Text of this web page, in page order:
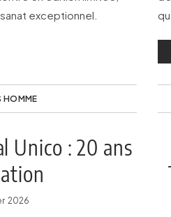
exceptionnel.
HOMME
Unico : 20 ans
2026